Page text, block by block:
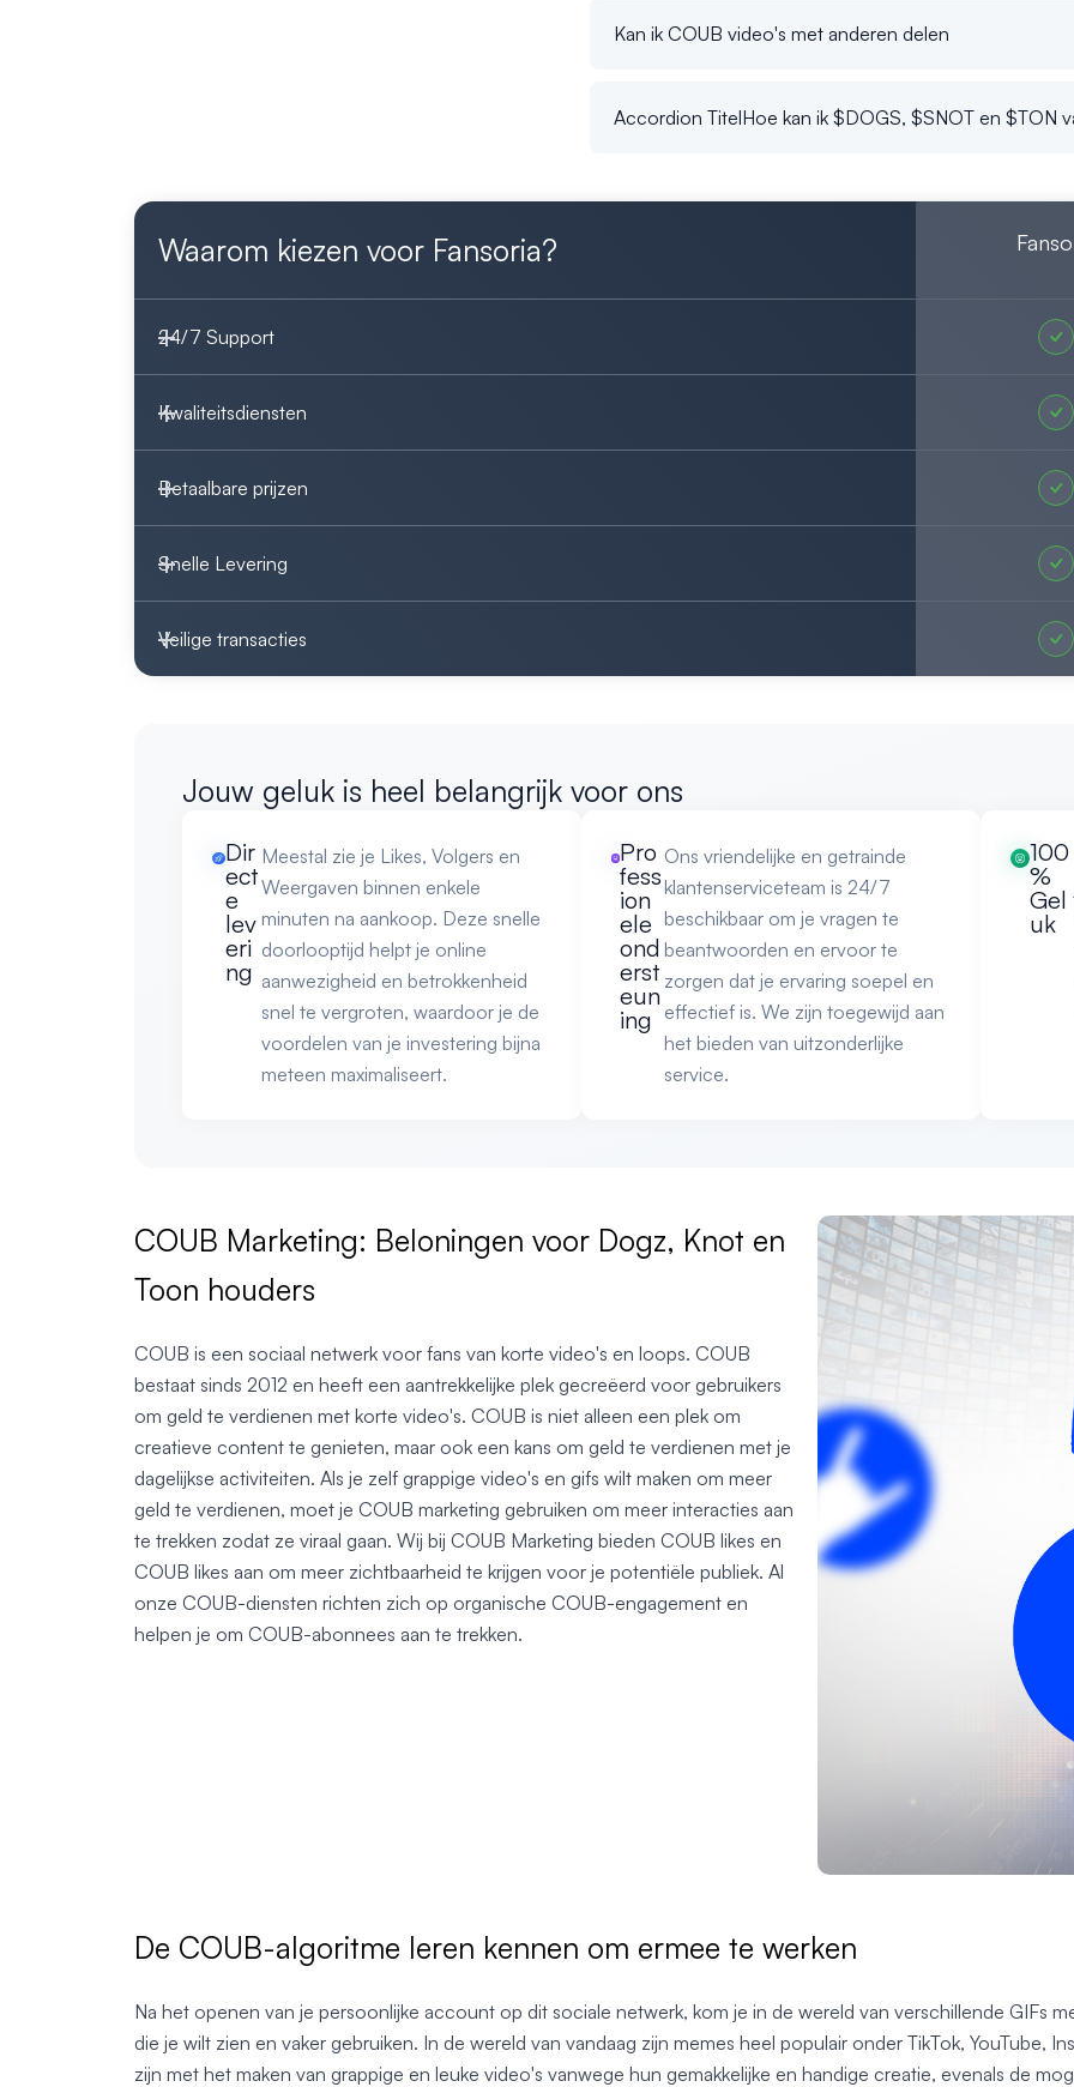
Kan ik COUB video's met anderen delen
Accordion TitelHoe kan ik $DOGS, $SNOT en $TON
Waarom kiezen voor Fansoria?
24/7 Support
Kwaliteitsdiensten
Betaalbare prijzen
Snelle Levering
Veilige transacties
Jouw geluk is heel belangrijk voor ons
Dir
ect
e
lev
eri
ng
Meestal zie je Likes, Volgers en
Weergaven binnen enkele
minuten na aankoop. Deze snelle
doorlooptijd helpt je online
aanwezigheid en betrokkenheid
snel te vergroten, waardoor je de
voordelen van je investering bijna
meteen maximaliseert.
Pro
fess
ion
ele
ond
erst
eun
ing
Ons vriendelijke en getrainde
klantenserviceteam is 24/7
beschikbaar om je vragen te
beantwoorden en ervoor te
zorgen dat je ervaring soepel en
effectief is. We zijn toegewijd aan
het bieden van uitzonderlijke
service.
100
%
Gel
uk
COUB Marketing: Beloningen voor Dogz, Knot en
Toon houders
COUB is een sociaal netwerk voor fans van korte video's en loops. COUB
bestaat sinds 2012 en heeft een aantrekkelijke plek gecreëerd voor gebruikers
om geld te verdienen met korte video's. COUB is niet alleen een plek om
creatieve content te genieten, maar ook een kans om geld te verdienen met je
dagelijkse activiteiten. Als je zelf grappige video's en gifs wilt maken om meer
geld te verdienen, moet je COUB marketing gebruiken om meer interacties aan
te trekken zodat ze viraal gaan. Wij bij COUB Marketing bieden COUB likes en
COUB likes aan om meer zichtbaarheid te krijgen voor je potentiële publiek. Al
onze COUB-diensten richten zich op organische COUB-engagement en
helpen je om COUB-abonnees aan te trekken.
De COUB-algoritme leren kennen om ermee te werken
Na het openen van je persoonlijke account op dit sociale netwerk, kom je in de wereld van verschillende GIFs
die je wilt zien en vaker gebruiken. In de wereld van vandaag zijn memes heel populair onder TikTok, YouTube,
zijn met het maken van grappige en leuke video's vanwege hun gemakkelijke en handige creatie, evenals de